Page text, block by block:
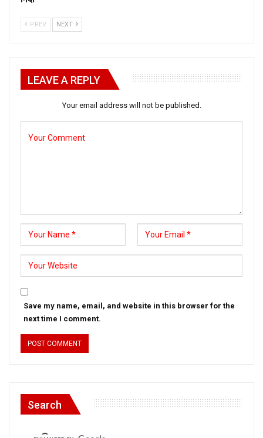
PREV NEXT
LEAVE A REPLY
Your email address will not be published.
Save my name, email, and website in this browser for the
next time I comment.
Search